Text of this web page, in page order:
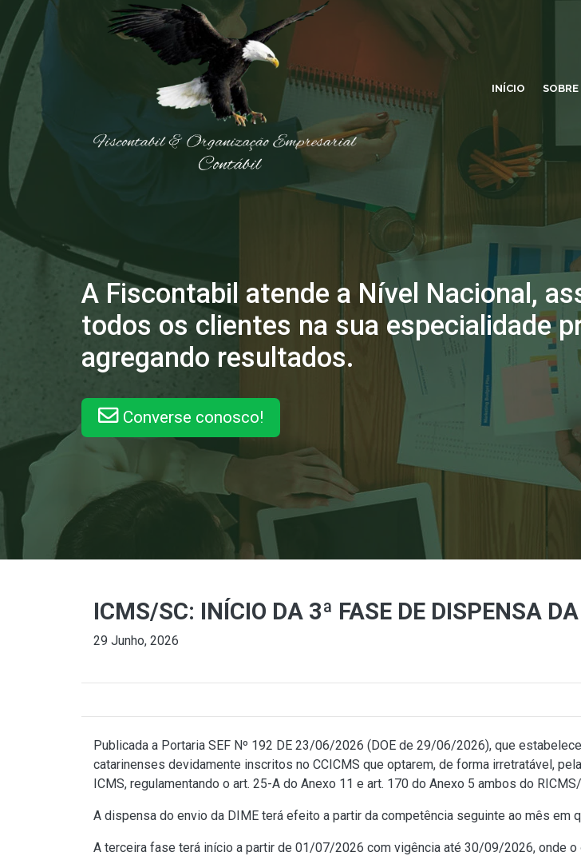
INÍCIO
A Fiscontabil atende a Nível Nacional,
todos os clientes na sua especialidade
agregando resultados.
Converse conosco!
ICMS/SC: INÍCIO DA 3ª FASE DE DISPENSA
29 Junho, 2026
Publicada a Portaria SEF Nº 192 DE 23/06/2026 (DOE de 29/06/2026), que
catarinenses devidamente inscritos no CCICMS que optarem, de forma irretratável,
ICMS, regulamentando o art. 25-A do Anexo 11 e art. 170 do Anexo 5 ambos do
A dispensa do envio da DIME terá efeito a partir da competência seguinte ao mês em
A terceira fase terá início a partir de 01/07/2026 com vigência até 30/09/2026, onde o